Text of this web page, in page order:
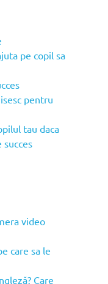
pe copil sa
pentru
tau daca
video
care sa le
Care